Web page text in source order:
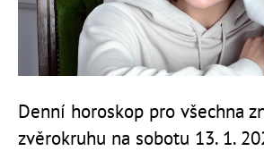
Denní horoskop pro všechna
zvěrokruhu na sobotu 13. 1.